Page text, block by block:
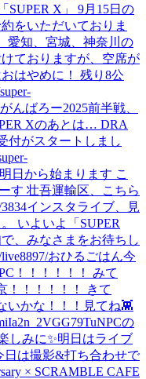
SUPER X」 9月15日の
をいただいておりま
愛知、宮城、神奈川の
ておりますが、空席が
はやめに！ 残り8公
んばろー2025前半戦、
Xのあとは… DRA
付がスタートしまし
日から始まります こ
す 壮吾運輸区、こちら
インスタライブ、見
いよいよ「SUPER
、みなさまをお待ちし
おひるごはん今
！！！！！！ みて
！！！！！！ きて
いかな！！！ 見てね👾
NPCの
しみに✨明日はライブ
日は撮影&打ち合わせで
× SCRAMBLE CAFE